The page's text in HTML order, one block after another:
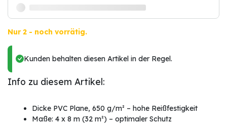
Nur 2 - noch vorrätig.
Kunden behalten diesen Artikel in der Regel.
Info zu diesem Artikel:
Dicke PVC Plane, 650 g/m² – hohe Reißfestigkeit
Maße: 4 x 8 m (32 m²) – optimaler Schutz